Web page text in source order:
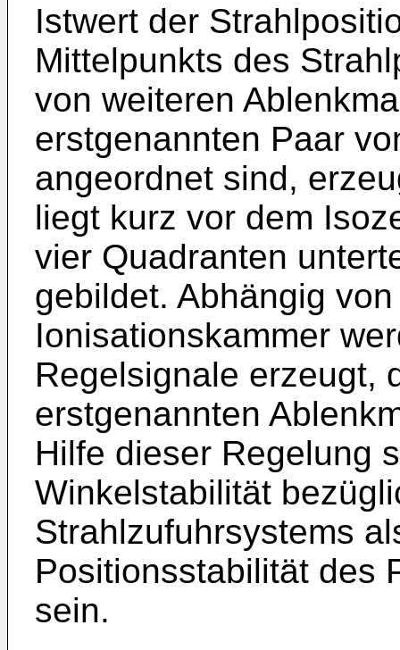
Istwert der
Mittelpunkts des
von weiteren
erstgenannten Paar
angeordnet sind,
liegt kurz vor dem
vier Quadranten
gebildet. Abhängig
Ionisationskammer
Regelsignale erzeugt,
erstgenannten
Hilfe dieser Regelung
Winkelstabilität
Strahlzufuhrsystems
Positionsstabilität des
sein.